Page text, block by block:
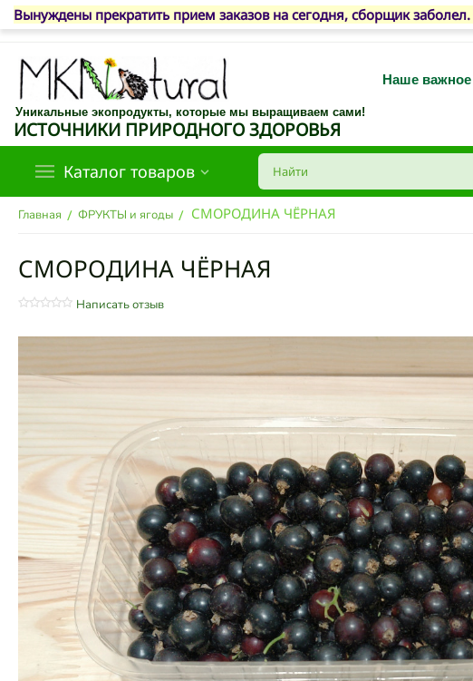
Вынуждены прекратить прием заказов на сегодня, сборщик
Наше важное
Уникальные экопродукты, которые мы выращиваем сами!
ИСТОЧНИКИ ПРИРОДНОГО ЗДОРОВЬЯ
Каталог товаров
Главная / ФРУКТЫ и ягоды / СМОРОДИНА ЧЁРНАЯ
СМОРОДИНА ЧЁРНАЯ
Написать отзыв